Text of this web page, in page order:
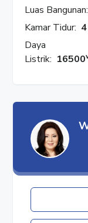
✓ WhatsApp
✓ Facebook :
✓ Instagram :
✓ YouTube :
#BSD
#BSDCity
#Serpong
#RumahDeMaja
Luas Bangunan:
Kamar Tidur: 4
Daya
Listrik: 16500